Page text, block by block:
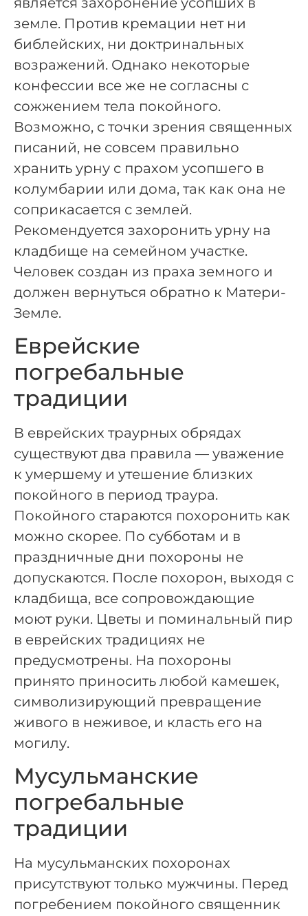
земле. Против кремации нет ни
библейских, ни доктринальных
возражений. Однако некоторые
конфессии все же не согласны с
сожжением тела покойного.
Возможно, с точки зрения священных
писаний, не совсем правильно
хранить урну с прахом усопшего в
колумбарии или дома, так как она не
соприкасается с землей.
Рекомендуется захоронить урну на
кладбище на семейном участке.
Человек создан из праха земного и
должен вернуться обратно к Матери-
Земле.
Еврейские
погребальные
традиции
В еврейских траурных обрядах
существуют два правила — уважение
к умершему и утешение близких
покойного в период траура.
Покойного стараются похоронить как
можно скорее. По субботам и в
праздничные дни похороны не
допускаются. После похорон, выходя с
кладбища, все сопровождающие
моют руки. Цветы и поминальный пир
в еврейских традициях не
предусмотрены. На похороны
принято приносить любой камешек,
символизирующий превращение
живого в неживое, и класть его на
могилу.
Мусульманские
погребальные
традиции
На мусульманских похоронах
присутствуют только мужчины. Перед
погребением покойного священник